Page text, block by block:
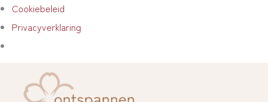
Cookiebeleid
Privacyverklaring